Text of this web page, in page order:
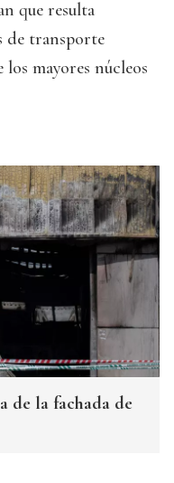
que resulta
de transporte
mayores núcleos
de la fachada de